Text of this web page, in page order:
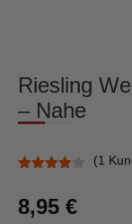
Riesling
– Nahe
von 5,
basieren
(1
8,95 €